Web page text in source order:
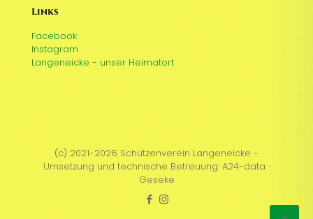
Links
Facebook
Instagram
Langeneicke - unser Heimatort
(c) 2021-2026 Schützenverein Langeneicke -
Umsetzung und technische Betreuung: A24-data ·
Geseke